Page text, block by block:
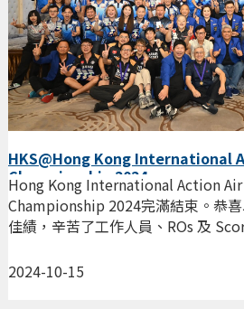
HKS@Hong Kong International
Championship 2024
2024-10-15
Hong Kong International Action
Championship 2024完滿結束。恭
佳績，辛苦了工作人員、ROs 及